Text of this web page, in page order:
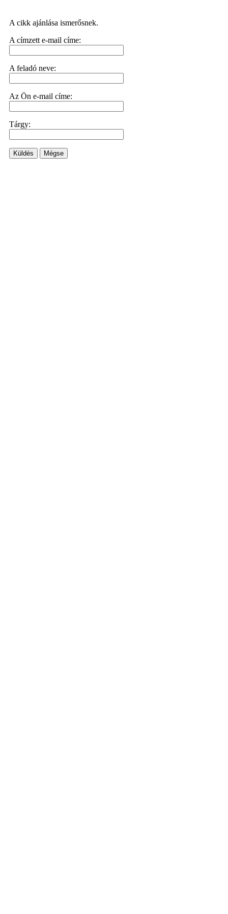
A cikk ajánlása ismerősnek.
A címzett e-mail címe:
A feladó neve:
Az Ön e-mail címe:
Tárgy:
Küldés Mégse